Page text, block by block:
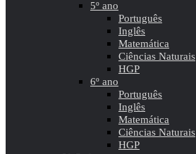
5º ano
Português
Inglês
Matemática
Ciências Naturais
HGP
6º ano
Português
Inglês
Matemática
Ciências Naturais
HGP